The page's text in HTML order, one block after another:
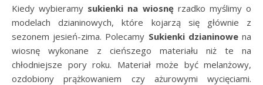
Kiedy wybieramy sukienki na wiosnęrzadko myślimy o
modelach dzianinowych, które kojarzą się głównie z
sezonem jesień-zima. Polecamy Sukienki dzianinowena
wiosnę wykonane z cieńszego materiału niż te na
chłodniejsze pory roku. Materiał może być melanżowy,
ozdobiony prążkowaniem czy ażurowymi wycięciami.